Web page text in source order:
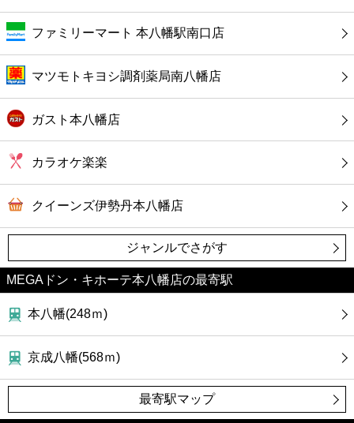
ファミリーマート 本八幡駅南口店
マツモトキヨシ調剤薬局南八幡店
ガスト本八幡店
カラオケ楽楽
クイーンズ伊勢丹本八幡店
ジャンルでさがす
MEGAドン・キホーテ本八幡店の最寄駅
本八幡(248ｍ)
京成八幡(568ｍ)
最寄駅マップ